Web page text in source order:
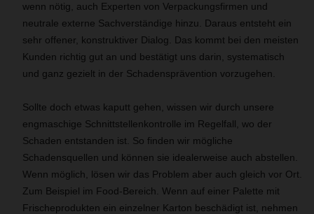
wenn nötig, auch Experten von Verpackungsfirmen und
neutrale externe Sachverständige hinzu. Daraus entsteht ein
sehr offener, konstruktiver Dialog. Das kommt bei den meisten
Kunden richtig gut an und bestätigt uns darin, systematisch
und ganz gezielt in der Schadensprävention vorzugehen.
Sollte doch etwas kaputt gehen, wissen wir durch unsere
engmaschige Schnittstellenkontrolle im Regelfall, wo der
Schaden entstanden ist. So finden wir mögliche
Schadensquellen und können sie idealerweise auch abstellen.
Wenn möglich, lösen wir das Problem aber auch gleich vor Ort.
Zum Beispiel im Food-Bereich. Wenn auf einer Palette mit
Frischeprodukten ein einzelner Karton beschädigt ist, nehmen